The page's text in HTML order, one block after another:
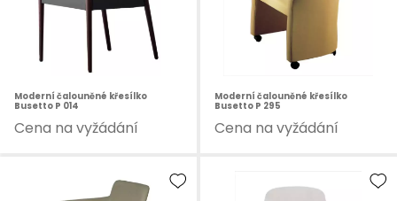
Moderní čalouněné křesílko
Busetto P 014
Cena na vyžádání
Moderní čalouněné křesílko
Busetto P 295
Cena na vyžádání